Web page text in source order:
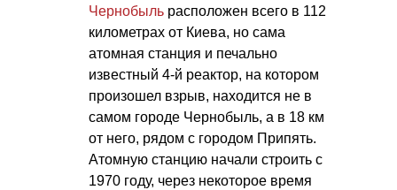
Чернобыль расположен всего в 112
километрах от Киева, но сама
атомная станция и печально
известный 4-й реактор, на котором
произошел взрыв, находится не в
самом городе Чернобыль, а в 18 км
от него, рядом с городом Припять.
Атомную станцию начали строить с
1970 году, через некоторое время